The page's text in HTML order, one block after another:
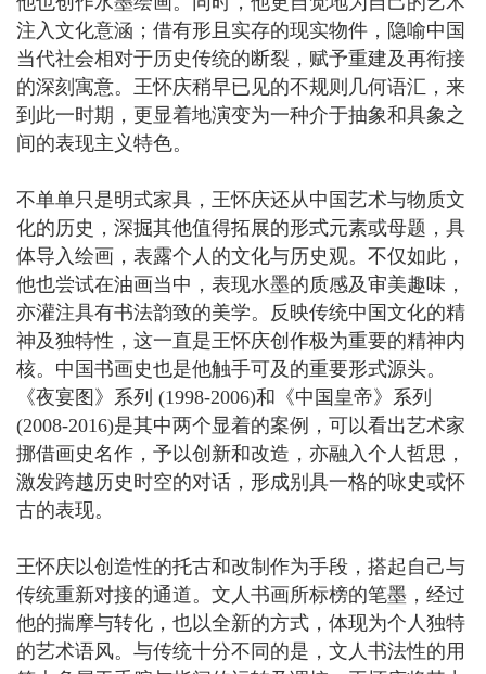
注入文化意涵；借有形且实存的现实物件，隐喻中国
当代社会相对于历史传统的断裂，赋予重建及再衔接
的深刻寓意。王怀庆稍早已见的不规则几何语汇，来
到此一时期，更显着地演变为一种介于抽象和具象之
间的表现主义特色。
不单单只是明式家具，王怀庆还从中国艺术与物质文
化的历史，深掘其他值得拓展的形式元素或母题，具
体导入绘画，表露个人的文化与历史观。不仅如此，
他也尝试在油画当中，表现水墨的质感及审美趣味，
亦灌注具有书法韵致的美学。反映传统中国文化的精
神及独特性，这一直是王怀庆创作极为重要的精神内
核。中国书画史也是他触手可及的重要形式源头。
《夜宴图》系列 (1998-2006)和《中国皇帝》系列
(2008-2016)是其中两个显着的案例，可以看出艺术家
挪借画史名作，予以创新和改造，亦融入个人哲思，
激发跨越历史时空的对话，形成别具一格的咏史或怀
古的表现。
王怀庆以创造性的托古和改制作为手段，搭起自己与
传统重新对接的通道。文人书画所标榜的笔墨，经过
他的揣摩与转化，也以全新的方式，体现为个人独特
的艺术语风。与传统十分不同的是，文人书法性的用